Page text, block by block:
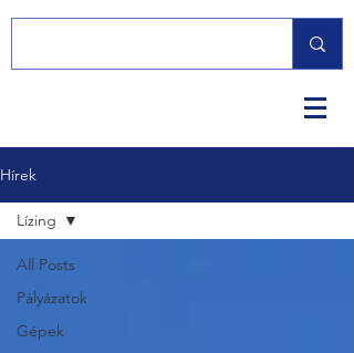
Hírek
All Posts
Pályázatok
Gépek
Lízing